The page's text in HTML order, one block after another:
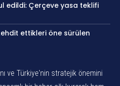
edildi: Çerçeve yasa teklifi
ettikleri öne sürülen
ve Türkiye'nin stratejik önemini